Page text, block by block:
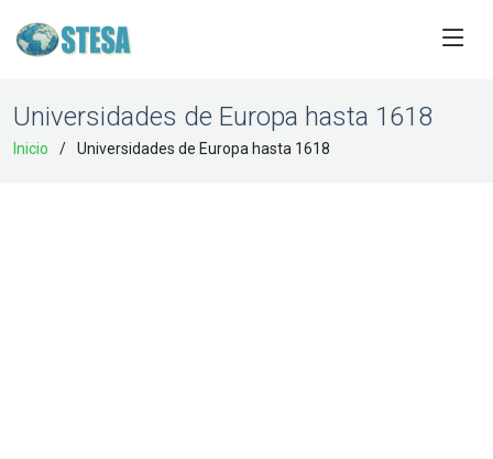
Universidades de Europa hasta 1618
Inicio Universidades de Europa hasta 1618